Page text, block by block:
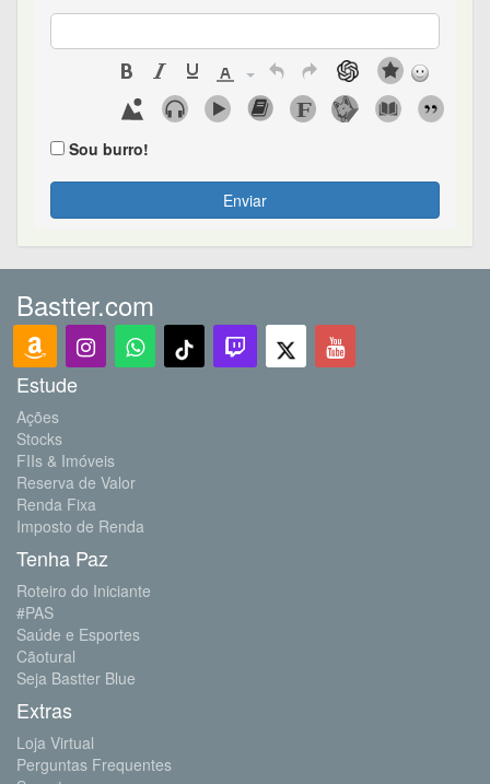
Sou burro!
Enviar
Bastter.com
Estude
Ações
Stocks
FIIs & Imóveis
Reserva de Valor
Renda Fixa
Imposto de Renda
Tenha Paz
Roteiro do Iniciante
#PAS
Saúde e Esportes
Cãotural
Seja Bastter Blue
Extras
Loja Virtual
Perguntas Frequentes